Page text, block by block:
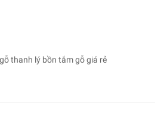
thanh lý bồn tắm gỗ giá rẻ